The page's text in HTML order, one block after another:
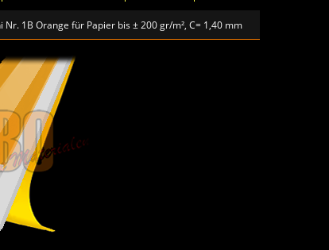
Nr. 1B Orange für Papier bis ± 200 gr/m², C= 1,40 mm